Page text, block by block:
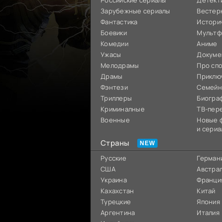
Зарубежные сериалы
Фантастика
Боевики
Комедии
Ужасы
Мелодрамы
Драмы
Фэнтези
Триллеры
Криминалные
Военные
Аниме
Про
ТВ-
Новые
и
Страны
Русские
США
Украина
Кахахстан
Турецкие
Аргентина
Китай
Япония
Италия